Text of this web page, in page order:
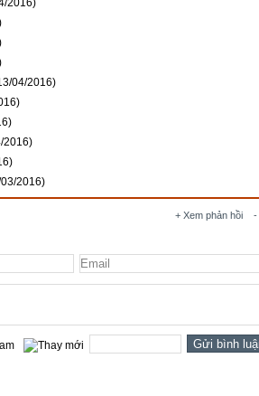
2016)
04/2016)
2016)
2016)
+ Xem phản hồi -